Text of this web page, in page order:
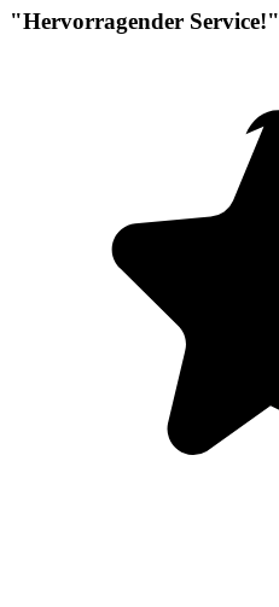
"Hervorragender Service!"